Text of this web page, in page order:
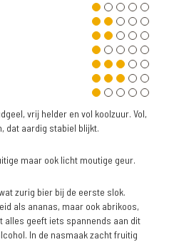
vrij helder en vol koolzuur. Vol,
dat aardig stabiel blijkt.
maar ook licht moutige geur.
zurig bier bij de eerste slok.
als ananas, maar ook abrikoos,
alles geeft iets spannends aan dit
In de nasmaak zacht fruitig